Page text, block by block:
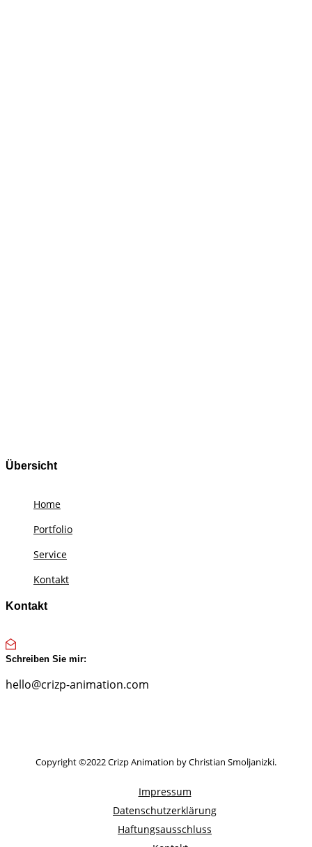
Übersicht
Home
Portfolio
Service
Kontakt
Kontakt
Schreiben Sie mir:
hello@crizp-animation.com
Copyright ©2022 Crizp Animation by Christian Smoljanizki.
Impressum
Datenschutzerklärung
Haftungsausschluss